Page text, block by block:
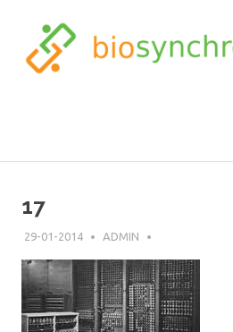
content
17
29-01-2014 ADMIN